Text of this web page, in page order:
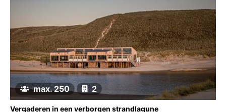
max. 250 2
Vergaderen in een verborgen strandlagune